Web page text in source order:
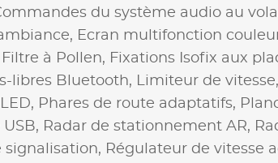
du système audio au
Ecran multifonction
Filtre à Pollen, Fixations Isofix aux
libres Bluetooth, Limiteur de vitesse,
Phares de route adaptatifs,
USB, Radar de stationnement AR,
signalisation, Régulateur de vitesse